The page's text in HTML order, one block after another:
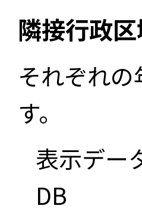
隣接行政
それぞれ
す。
表示デー
DB